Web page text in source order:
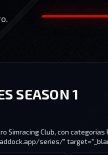
SEASON 1
Simracing Club, con categorias
series/"